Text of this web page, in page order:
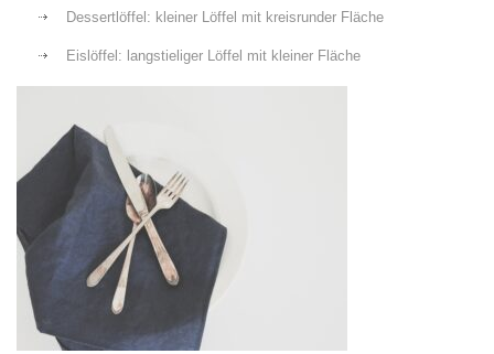
Dessertlöffel: kleiner Löffel mit kreisrunder Fläche
Eislöffel: langstieliger Löffel mit kleiner Fläche